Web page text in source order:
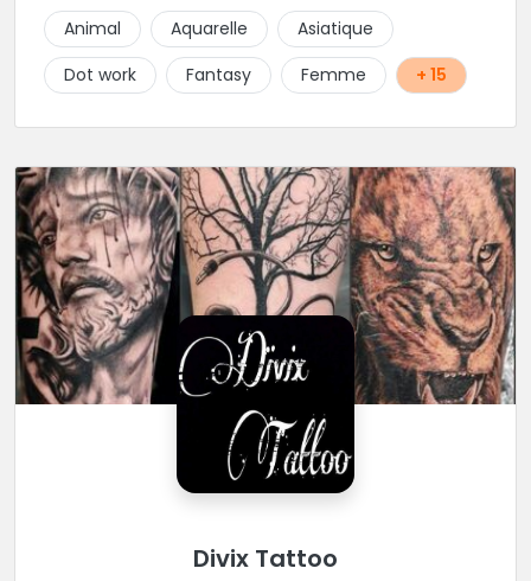
permanents/artistiques ainsi que des prestations de
Piercings.
Animal Aquarelle
Asiatique
Dot work
Fantasy Femme + 15
Divix Tattoo